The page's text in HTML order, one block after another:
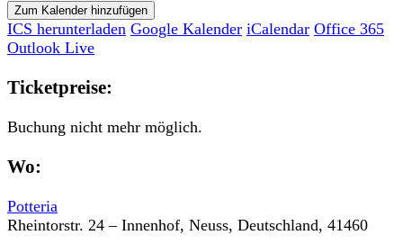
Zum Kalender hinzufügen
ICS herunterladen Google Kalender iCalendar Office 365
Outlook Live
Ticketpreise:
Buchung nicht mehr möglich.
Wo:
Potteria
Rheintorstr. 24 – Innenhof, Neuss, Deutschland, 41460